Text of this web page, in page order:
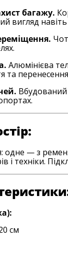
багажу.
вигляд навіть
Алюмінієва
та
одне — з
і техніки.
см